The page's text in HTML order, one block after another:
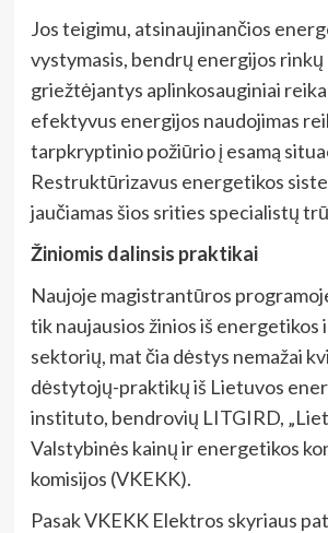
Jos teigimu, atsinaujinančios
vystymasis, bendrų energijos rinkų
griežtėjantys aplinkosauginiai
efektyvus energijos naudojimas
tarpkryptinio požiūrio į esamą
Restruktūrizavus energetikos
jaučiamas šios srities specialistų
Žiniomis dalinsis praktikai
Naujoje magistrantūros
tik naujausios žinios iš energetikos
sektorių, mat čia dėstys nemažai
dėstytojų-praktikų iš Lietuvos
instituto, bendrovių LITGIRD,
Valstybinės kainų ir energetikos
komisijos (VKEKK).
Pasak VKEKK Elektros skyriaus